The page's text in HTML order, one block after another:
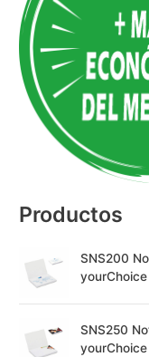
r
n
a
Productos
SNS200
yourChoice
SNS250
yourChoice